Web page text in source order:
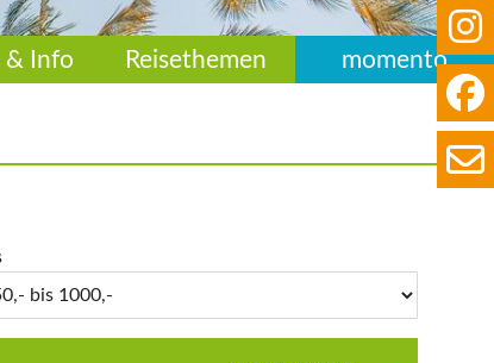
& Info Reisethemen momento